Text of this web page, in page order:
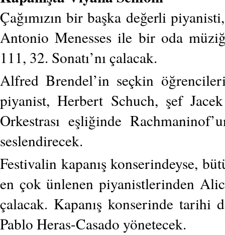
Çağımızın bir başka değerli
Antonio Menesses ile bir oda
111, 32. Sonatı’nı çalacak.
Alfred Brendel’in seçkin
piyanist, Herbert Schuch, şef
Orkestrası eşliğinde
seslendirecek.
Festivalin kapanış konserindeyse,
en çok ünlenen piyanistlerinden
çalacak. Kapanış konserinde tarihi
Pablo Heras-Casado yönetecek.